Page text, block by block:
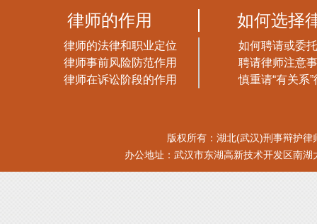
律师的作用 如何选择
律师的法律和职业定位
律师事前风险防范作用
律师在诉讼阶段的作用
如何聘请或委
聘请律师注意
慎重请“有关系”
版权所有：湖北(武汉)刑事辩护
办公地址：武汉市东湖高新技术开发区南